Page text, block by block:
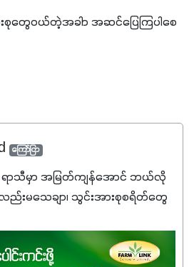
းစုတွေဝယ်တဲ့အခါာ အဆင်ပြေကြပါစေ
ကြော်ငြာ
ရာသီမှာ အမြတ်ကျန်အောင် ဘယ်လို
ည်းမသေချာ၊ သွင်းအားစုစရိတ်တွေ
မှာ သွင်းအားစုဖိုးကို လျှော့ချပြီး
မှ ဦးကြီးတို့ အဆင်ပြေမှာနော် ✔️ဒါ
ကိုယ့်အတွက်အကျိုးရစေမယ့်